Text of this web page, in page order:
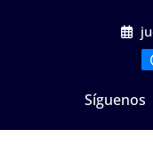
Síguenos